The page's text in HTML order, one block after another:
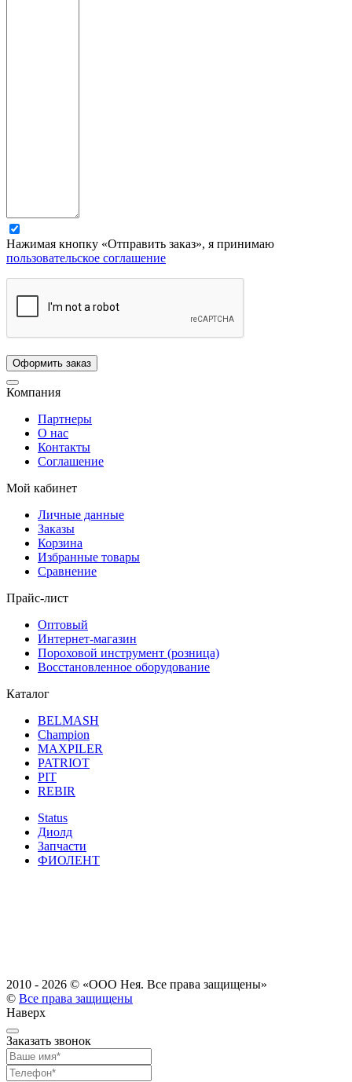
Нажимая кнопку «Отправить заказ», я принимаю
пользовательское соглашение
Компания
Партнеры
О нас
Контакты
Соглашение
Мой кабинет
Личные данные
Заказы
Корзина
Избранные товары
Сравнение
Прайс-лист
Оптовый
Интернет-магазин
Пороховой инструмент (розница)
Восстановленное оборудование
Каталог
BELMASH
Champion
MAXPILER
PATRIOT
PIT
REBIR
Status
Диолд
Запчасти
ФИОЛЕНТ
2010 - 2026 © «ООО Нея. Все права защищены»
© Все права защищены
Наверх
Заказать звонок